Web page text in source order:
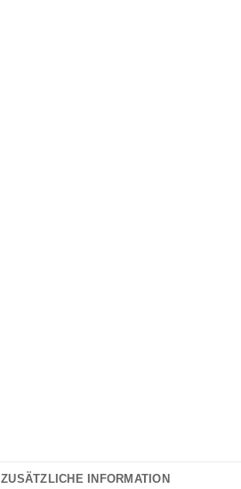
ZUSÄTZLICHE INFORMATION